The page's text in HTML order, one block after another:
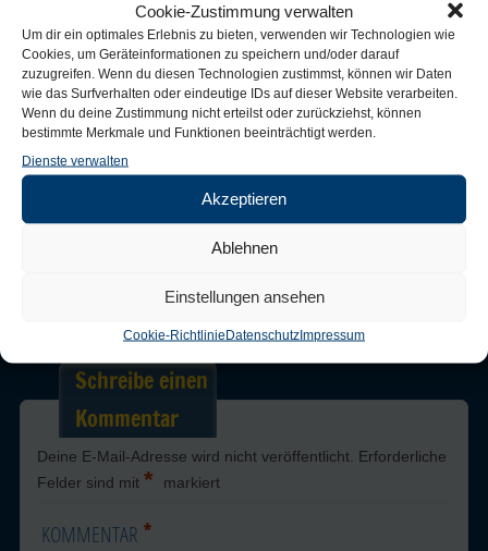
Cookie-Zustimmung verwalten
Um dir ein optimales Erlebnis zu bieten, verwenden wir Technologien wie
Cookies, um Geräteinformationen zu speichern und/oder darauf
zuzugreifen. Wenn du diesen Technologien zustimmst, können wir Daten
wie das Surfverhalten oder eindeutige IDs auf dieser Website verarbeiten.
Wenn du deine Zustimmung nicht erteilst oder zurückziehst, können
bestimmte Merkmale und Funktionen beeinträchtigt werden.
Dienste verwalten
Akzeptieren
Ablehnen
Einstellungen ansehen
Cookie-RichtlinieDatenschutzImpressum
Gebäude-/Bodenreinigung
Post a commentor leave a trackback:Trackback URL.
Schreibe einen
Kommentar
Deine E-Mail-Adresse wird nicht veröffentlicht. Erforderliche
Felder sind mit * markiert
KOMMENTAR *